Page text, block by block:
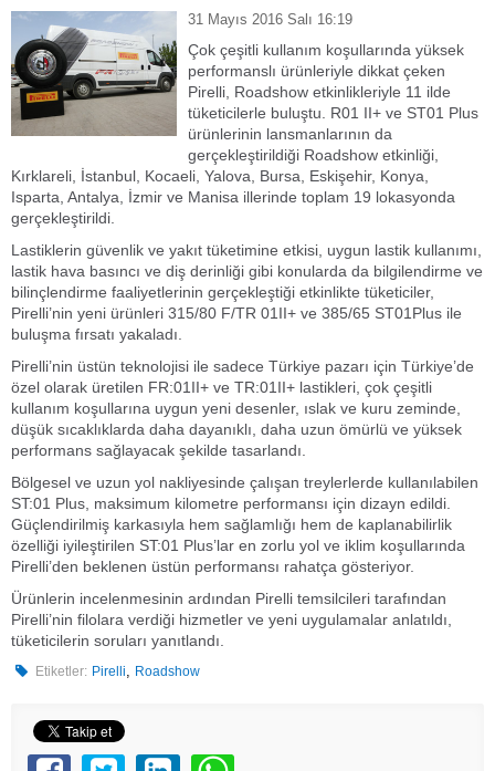
31 Mayıs 2016 Salı 16:19
Çok çeşitli kullanım koşullarında yüksek
performanslı ürünleriyle dikkat çeken
Pirelli, Roadshow etkinlikleriyle 11 ilde
tüketicilerle buluştu. R01 II+ ve ST01 Plus
ürünlerinin lansmanlarının da
gerçekleştirildiği Roadshow etkinliği,
Kırklareli, İstanbul, Kocaeli, Yalova, Bursa, Eskişehir, Konya,
Isparta, Antalya, İzmir ve Manisa illerinde toplam 19 lokasyonda
gerçekleştirildi.
Lastiklerin güvenlik ve yakıt tüketimine etkisi, uygun lastik kullanımı,
lastik hava basıncı ve diş derinliği gibi konularda da bilgilendirme ve
bilinçlendirme faaliyetlerinin gerçekleştiği etkinlikte tüketiciler,
Pirelli’nin yeni ürünleri 315/80 F/TR 01II+ ve 385/65 ST01Plus ile
buluşma fırsatı yakaladı.
Pirelli’nin üstün teknolojisi ile sadece Türkiye pazarı için Türkiye’de
özel olarak üretilen FR:01II+ ve TR:01II+ lastikleri, çok çeşitli
kullanım koşullarına uygun yeni desenler, ıslak ve kuru zeminde,
düşük sıcaklıklarda daha dayanıklı, daha uzun ömürlü ve yüksek
performans sağlayacak şekilde tasarlandı.
Bölgesel ve uzun yol nakliyesinde çalışan treylerlerde kullanılabilen
ST:01 Plus, maksimum kilometre performansı için dizayn edildi.
Güçlendirilmiş karkasıyla hem sağlamlığı hem de kaplanabilirlik
özelliği iyileştirilen ST:01 Plus’lar en zorlu yol ve iklim koşullarında
Pirelli’den beklenen üstün performansı rahatça gösteriyor.
Ürünlerin incelenmesinin ardından Pirelli temsilcileri tarafından
Pirelli’nin filolara verdiği hizmetler ve yeni uygulamalar anlatıldı,
tüketicilerin soruları yanıtlandı.
Etiketler: Pirelli, Roadshow